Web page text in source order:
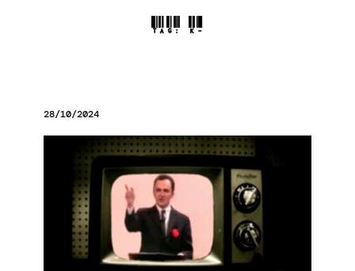
TAG:K-
28/10/2024